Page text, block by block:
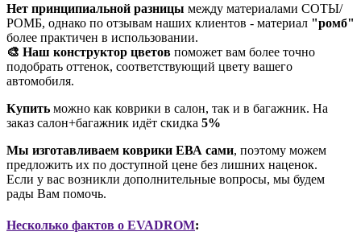
Нет принципиальной разницы между материалами СОТЫ/
РОМБ, однако по отзывам наших клиентов - материал "ромб"
более практичен в использовании.
🎨 Наш конструктор цветов поможет вам более точно
подобрать оттенок, соответствующий цвету вашего
автомобиля.
Купить можно как коврики в салон, так и в багажник. На
заказ салон+багажник идёт скидка 5%
Мы изготавливаем коврики ЕВА сами, поэтому можем
предложить их по доступной цене без лишних наценок.
Если у вас возникли дополнительные вопросы, мы будем
рады Вам помочь.
Несколько фактов о EVADROM: